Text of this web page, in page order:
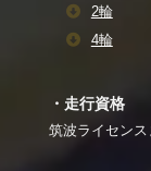
2輪
4輪
・走行資格
筑波ライセン